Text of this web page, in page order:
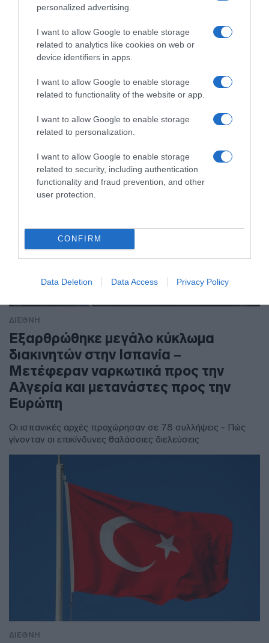
personalized advertising.
I want to allow Google to enable storage
related to analytics like cookies on web or
device identifiers in apps.
I want to allow Google to enable storage
related to functionality of the website or app.
I want to allow Google to enable storage
related to personalization.
I want to allow Google to enable storage
related to security, including authentication
functionality and fraud prevention, and other
user protection.
CONFIRM
Data Deletion Data Access Privacy Policy
ΔΙΕΘΝΗ
ΔΙΕΘΝΗ
Εξαρθρώθηκε μεγάλο κύκλωμα
διακινητών στην Ισπανία –
Μετέφεραν ναρκωτικά προς την
Αλγερία και μετανάστες προς την
Ευρώπη
Οι ισπανικές αρχές προχώρησαν σε 78 συλλήψεις - Πώς
γίνονταν οι επικίνδυνες θαλάσσιες διελεύσεις
ΔΙΕΘΝΗ